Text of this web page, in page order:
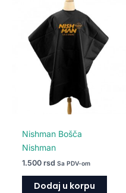
Nishman Bošča
Nishman
1.500 rsd Sa PDV-om
Dodaj u korpu